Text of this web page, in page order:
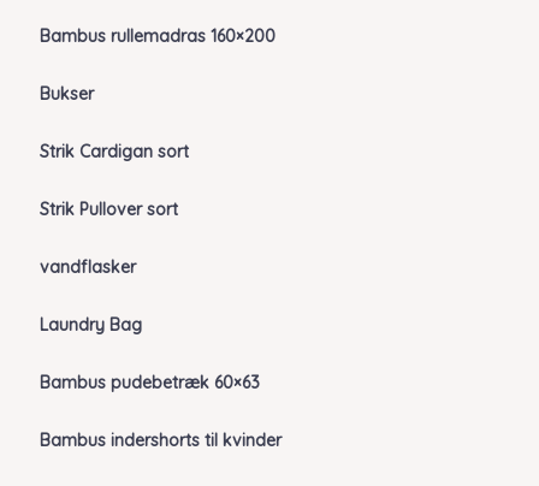
Bambus rullemadras 160×200
Bukser
Strik Cardigan sort
Strik Pullover sort
vandflasker
Laundry Bag
Bambus pudebetræk 60×63
Bambus indershorts til kvinder